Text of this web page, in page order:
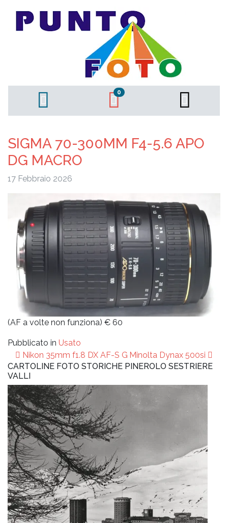
0
SIGMA 70-300MM F4-5.6 APO
DG MACRO
17 Febbraio 2026
(AF a volte non funziona) € 60
Pubblicato in Usato
Navigazione
articoli
Nikon 35mm f1.8 DX AF-S G Minolta Dynax 500si
CARTOLINE FOTO STORICHE PINEROLO SESTRIERE
VALLI